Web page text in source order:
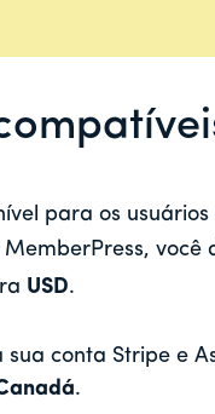
para os usuários
você
USD.
sua conta Stripe e
.